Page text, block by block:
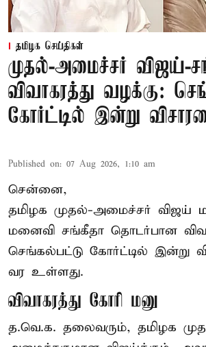
தமிழக செய்திகள்
முதல்-அமைச்சர் விஜய்-
விவாகரத்து வழக்கு:
கோர்ட்டில் இன்று
Published on: 07 Aug 2026, 1:10 am
சென்னை,
தமிழக முதல்-அமைச்சர் விஜய்
மனைவி சங்கீதா தொடர்பான
செங்கல்பட்டு கோர்ட்டில் இன்று
வர உள்ளது.
விவாகரத்து கோரி மனு
த.வெ.க. தலைவரும், தமிழக